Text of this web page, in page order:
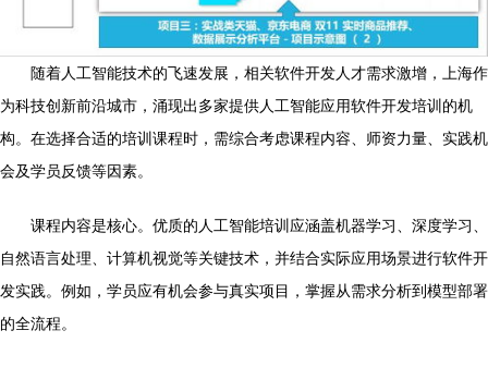
随着人工智能技术的飞速发展，相关软件开发人才需求激增，上海作
为科技创新前沿城市，涌现出多家提供人工智能应用软件开发培训的机
构。在选择合适的培训课程时，需综合考虑课程内容、师资力量、实践机
会及学员反馈等因素。
课程内容是核心。优质的人工智能培训应涵盖机器学习、深度学习、
自然语言处理、计算机视觉等关键技术，并结合实际应用场景进行软件开
发实践。例如，学员应有机会参与真实项目，掌握从需求分析到模型部署
的全流程。